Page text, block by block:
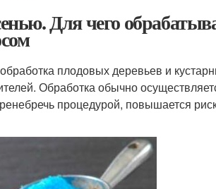
Для чего
плодовых деревьев и
Обработка обычно
процедурой, повышается